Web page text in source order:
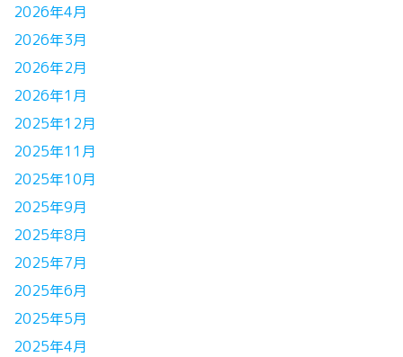
2026年4月
2026年3月
2026年2月
2026年1月
2025年12月
2025年11月
2025年10月
2025年9月
2025年8月
2025年7月
2025年6月
2025年5月
2025年4月